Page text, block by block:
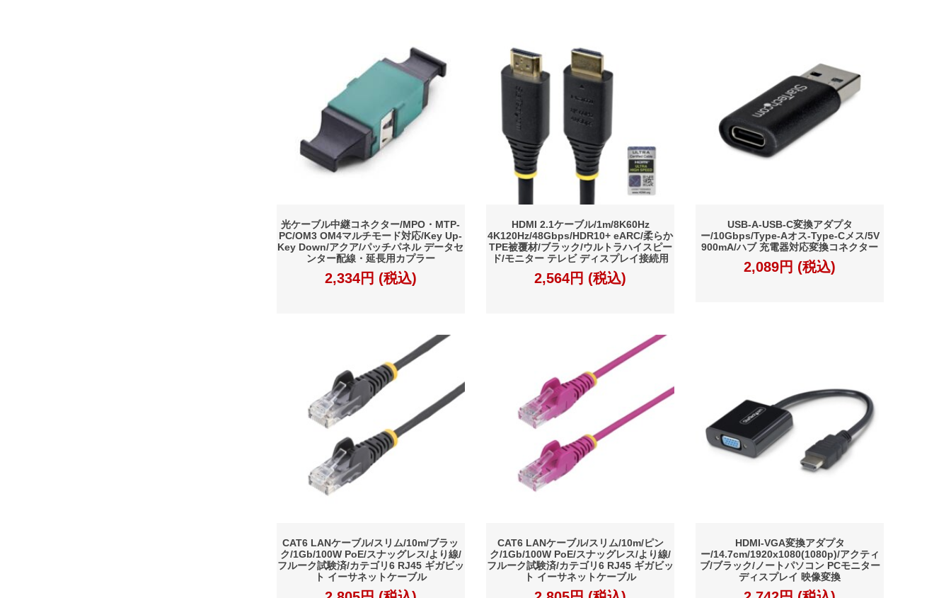
光ケーブル中継コネクター/MPO・MTP-
PC/OM3 OM4マルチモード対応/Key Up-
Key Down/アクア/パッチパネル データセ
ンター配線・延長用カプラー
2,334円 (税込)
HDMI 2.1ケーブル/1m/8K60Hz
4K120Hz/48Gbps/HDR10+ eARC/柔らか
TPE被覆材/ブラック/ウルトラハイスピー
ド/モニター テレビ ディスプレイ接続用
2,564円 (税込)
USB-A-USB-C変換アダプタ
ー/10Gbps/Type-Aオス-Type-Cメス/5V
900mA/ハブ 充電器対応変換コネクター
2,089円 (税込)
CAT6 LANケーブル/スリム/10m/ブラッ
ク/1Gb/100W PoE/スナッグレス/より線/
フルーク試験済/カテゴリ6 RJ45 ギガビッ
ト イーサネットケーブル
CAT6 LANケーブル/スリム/10m/ピン
ク/1Gb/100W PoE/スナッグレス/より線/
フルーク試験済/カテゴリ6 RJ45 ギガビッ
ト イーサネットケーブル
HDMI-VGA変換アダプタ
ー/14.7cm/1920x1080(1080p)/アクティ
ブ/ブラック/ノートパソコン PCモニター
ディスプレイ 映像変換